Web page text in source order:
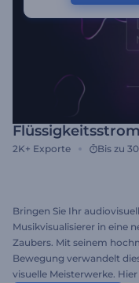
2K+ Exporte Bis zu
Bringen Sie Ihr
Musikvisualisierer in eine
Zaubers. Mit seinem
Bewegung verwandelt
visuelle Meisterwerke.